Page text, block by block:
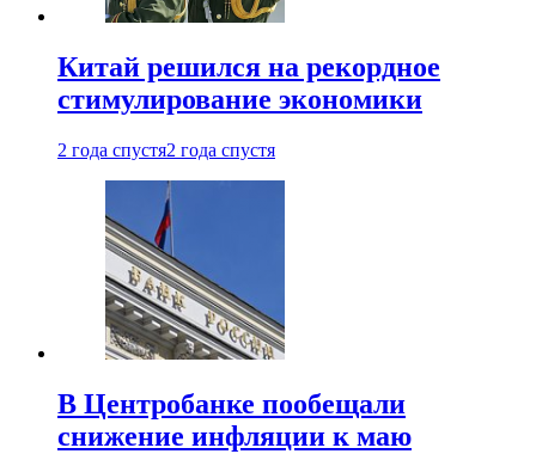
Китай решился на рекордное
стимулирование экономики
2 года спустя2 года спустя
В Центробанке пообещали
снижение инфляции к маю